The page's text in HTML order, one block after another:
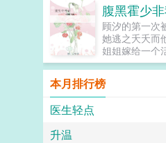
腹黑霍少
顾汐的第一次
她逃之夭夭而
姐姐嫁给一个
事的病秧子，
出来挨打！他
还乐不思蜀的
本月排行榜
医生轻点
升温